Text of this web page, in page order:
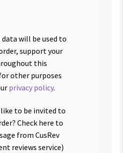
data will be used to
support your
this
other purposes
privacy policy.
like to be invited to
Check here to
from CusRev
reviews service)